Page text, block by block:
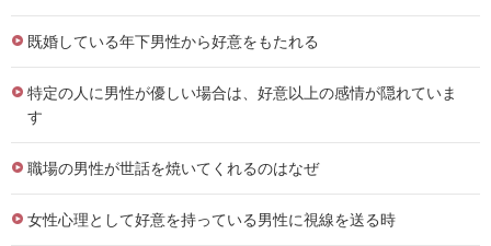
既婚している年下男性から好意をもたれる
特定の人に男性が優しい場合は、好意以上の感情が隠れていま
す
職場の男性が世話を焼いてくれるのはなぜ
女性心理として好意を持っている男性に視線を送る時